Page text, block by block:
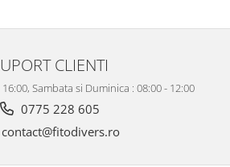
CLIENTI
Sambata si Duminica : 08:00 - 12:00
0775 228 605
contact@fitodivers.ro